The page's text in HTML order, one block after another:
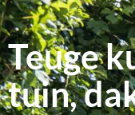
Teuge
tuin,